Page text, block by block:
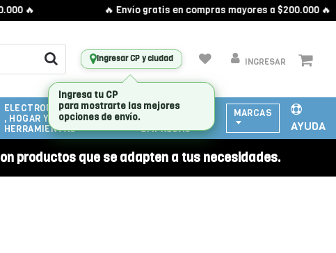
🔥 Envío gratis en compras mayores a $200.000 🔥
Ingresar CP y ciudad INGRESAR
ELECTRODOMESTICOS
, HOGAR Y
HERRAMIENTAS
ATENCIÓN
EMPRESAS
MARCAS
AYUDA
productos que se adapten a tus necesidades.